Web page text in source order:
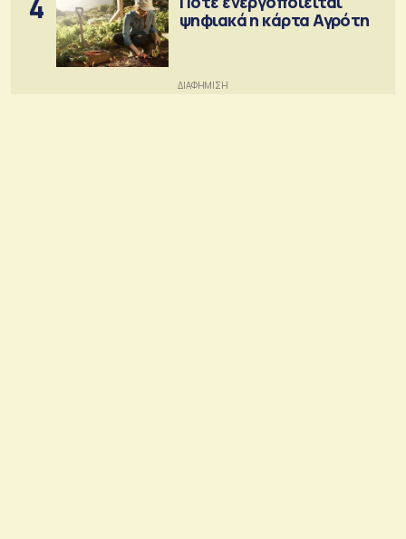
4
ψηφιακά η κάρτα Αγρότη